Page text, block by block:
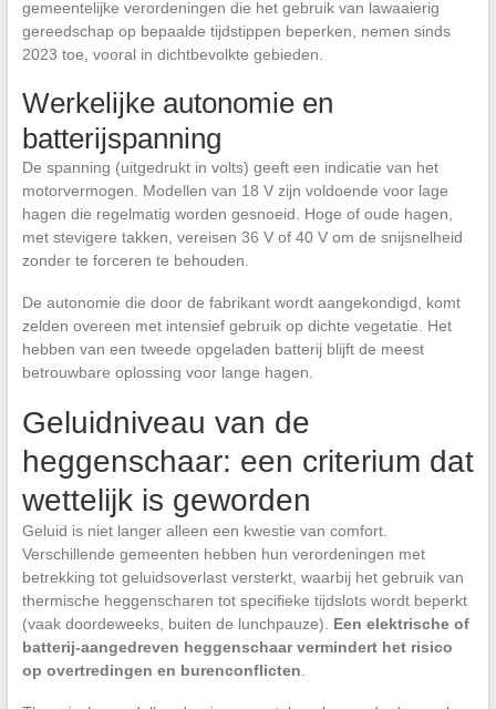
gemeentelijke verordeningen die het gebruik van lawaaierig
gereedschap op bepaalde tijdstippen beperken, nemen sinds
2023 toe, vooral in dichtbevolkte gebieden.
Werkelijke autonomie en
batterijspanning
De spanning (uitgedrukt in volts) geeft een indicatie van het
motorvermogen. Modellen van 18 V zijn voldoende voor lage
hagen die regelmatig worden gesnoeid. Hoge of oude hagen,
met stevigere takken, vereisen 36 V of 40 V om de snijsnelheid
zonder te forceren te behouden.
De autonomie die door de fabrikant wordt aangekondigd, komt
zelden overeen met intensief gebruik op dichte vegetatie. Het
hebben van een tweede opgeladen batterij blijft de meest
betrouwbare oplossing voor lange hagen.
Geluidniveau van de
heggenschaar: een criterium dat
wettelijk is geworden
Geluid is niet langer alleen een kwestie van comfort.
Verschillende gemeenten hebben hun verordeningen met
betrekking tot geluidsoverlast versterkt, waarbij het gebruik van
thermische heggenscharen tot specifieke tijdslots wordt beperkt
(vaak doordeweeks, buiten de lunchpauze). Een elektrische of
batterij-aangedreven heggenschaar vermindert het risico
op overtredingen en burenconflicten